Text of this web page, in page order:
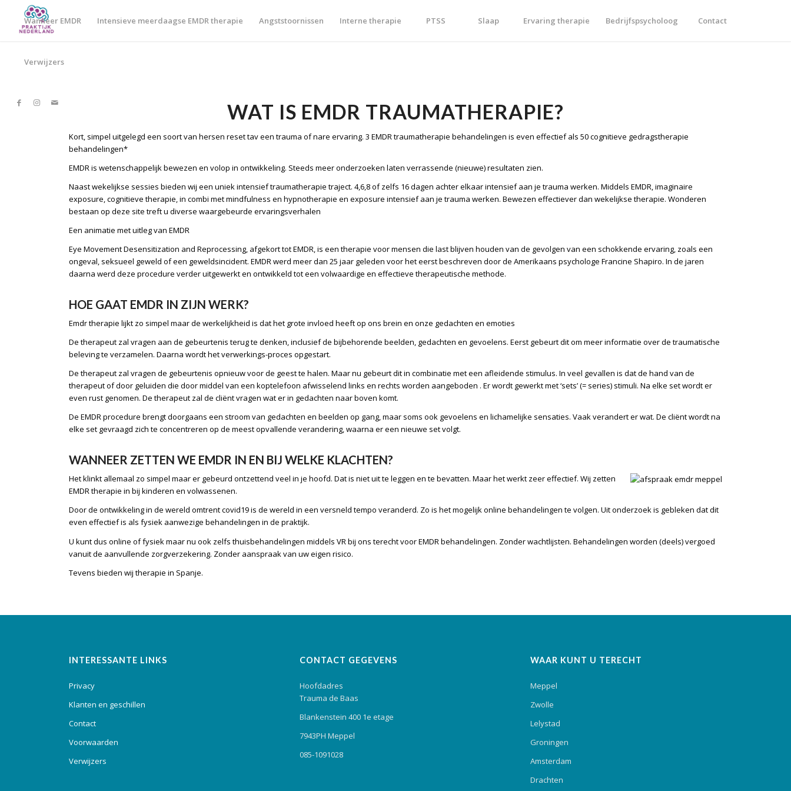
Wanneer EMDR Intensieve meerdaagse EMDR therapie Angststoornissen Interne therapie PTSS Slaap Ervaring therapie Bedrijfspsycholoog Contact
Verwijzers
WAT IS EMDR TRAUMATHERAPIE?
Kort, simpel uitgelegd een soort van hersen reset tav een trauma of nare ervaring. 3 EMDR traumatherapie behandelingen is even effectief als 50 cognitieve gedragstherapie
behandelingen*
EMDR is wetenschappelijk bewezen en volop in ontwikkeling. Steeds meer onderzoeken laten verrassende (nieuwe) resultaten zien.
Naast wekelijkse sessies bieden wij een uniek intensief traumatherapie traject. 4,6,8 of zelfs 16 dagen achter elkaar intensief aan je trauma werken. Middels EMDR, imaginaire
exposure, cognitieve therapie, in combi met mindfulness en hypnotherapie en exposure intensief aan je trauma werken. Bewezen effectiever dan wekelijkse therapie. Wonderen
bestaan op deze site treft u diversewaargebeurde ervaringsverhalen
Een animatie met uitleg van EMDR
Eye Movement Desensitization and Reprocessing, afgekort tot EMDR, is een therapie voor mensen die last blijven houden van de gevolgen van een schokkende ervaring, zoals een
ongeval, seksueel geweld of een geweldsincident. EMDR werd meer dan 25 jaar geleden voor het eerst beschreven door de Amerikaans psychologe Francine Shapiro. In de jaren
daarna werd deze procedure verder uitgewerkt en ontwikkeld tot een volwaardige en effectieve therapeutische methode.
HOE GAAT EMDR IN ZIJN WERK?
Emdr therapie lijkt zo simpel maar de werkelijkheid is dat het grote invloed heeft op ons brein en onze gedachten en emoties
De therapeut zal vragen aan de gebeurtenis terug te denken, inclusief de bijbehorende beelden, gedachten en gevoelens. Eerst gebeurt dit om meer informatie over de traumatische
beleving te verzamelen. Daarna wordt het verwerkings-proces opgestart.
De therapeut zal vragen de gebeurtenis opnieuw voor de geest te halen. Maar nu gebeurt dit in combinatie met een afleidende stimulus. In veel gevallen is dat de hand van de
therapeut of door geluiden die door middel van een koptelefoon afwisselend links en rechts worden aangeboden . Er wordt gewerkt met ‘sets’ (= series) stimuli. Na elke set wordt er
even rust genomen. De therapeut zal de cliënt vragen wat er in gedachten naar boven komt.
De EMDR procedure brengt doorgaans een stroom van gedachten en beelden op gang, maar soms ook gevoelens en lichamelijke sensaties. Vaak verandert er wat. De cliënt wordt na
elke set gevraagd zich te concentreren op de meest opvallende verandering, waarna er een nieuwe set volgt.
WANNEER ZETTEN WE EMDR IN EN BIJ WELKE KLACHTEN?
Het klinkt allemaal zo simpel maar er gebeurd ontzettend veel in je hoofd. Dat is niet uit te leggen en te bevatten. Maar het werkt zeer effectief. Wij zetten
EMDR therapie in bijkinderen en volwassenen.
Door de ontwikkeling in de wereld omtrent covid19 is de wereld in een versneld tempo veranderd. Zo is het mogelijk online behandelingen te volgen. Uit onderzoek is gebleken dat dit
even effectief is als fysiek aanwezige behandelingen in de praktijk.
U kunt dus online of fysiek maar nu ook zelfsthuisbehandelingen middels VR bij ons terecht voor EMDR behandelingen. Zonder wachtlijsten. Behandelingen worden (deels) vergoed
vanuit de aanvullende zorgverzekering. Zonder aanspraak van uw eigen risico.
Tevens bieden wijtherapie in Spanje.
INTERESSANTE LINKS
Privacy
Klanten en geschillen
Contact
Voorwaarden
Verwijzers
CONTACT GEGEVENS
Hoofdadres
Trauma de Baas
Blankenstein 400 1e etage
7943PH Meppel
085-1091028
WAAR KUNT U TERECHT
Meppel
Zwolle
Lelystad
Groningen
Amsterdam
Drachten